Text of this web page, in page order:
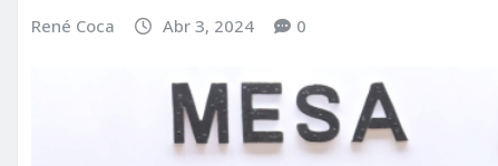
René Coca Abr 3, 2024 0